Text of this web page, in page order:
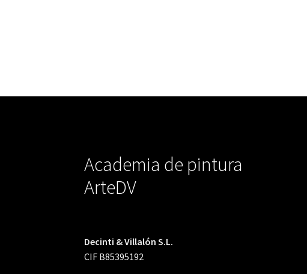
Academia de pintura
ArteDV
Decinti & Villalón S.L.
CIF B85395192